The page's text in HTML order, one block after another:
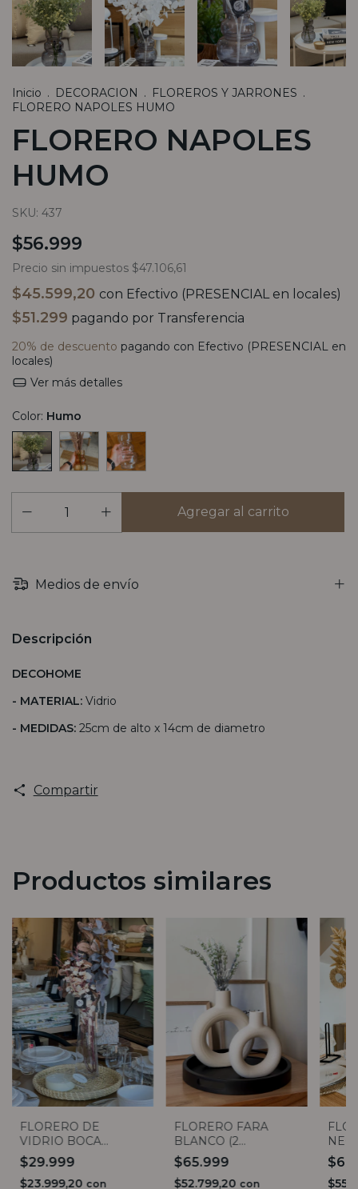
Inicio . DECORACION . FLOREROS Y JARRONES .
FLORERO NAPOLES HUMO
FLORERO NAPOLES
HUMO
SKU: 437
$56.999
Precio sin impuestos $47.106,61
$45.599,20 con Efectivo (PRESENCIAL en locales)
$51.299 pagando por Transferencia
20% de descuento pagando con Efectivo (PRESENCIAL en
locales)
Ver más detalles
Color: Humo
Medios de envío
Descripción
DECOHOME
- MATERIAL: Vidrio
- MEDIDAS: 25cm de alto x 14cm de diametro
Compartir
Productos similares
FLORERO DE
VIDRIO BOCA
ANCHA 35CM
$29.999
$23.999,20 con
FLORERO FARA
BLANCO (2
TAMAÑOS)
$65.999
$52.799,20 con